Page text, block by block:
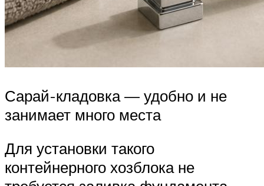
Сарай-кладовка — удобно и не
занимает много места
Для установки такого
контейнерного хозблока не